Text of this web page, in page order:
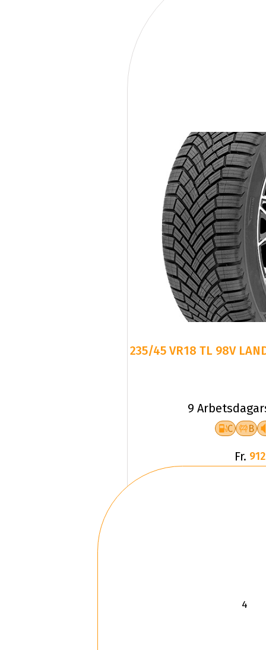
235/45 VR18 TL 98V
9
C B
Fr.